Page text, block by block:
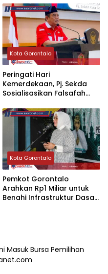
Kota Gorontalo
Peringati Hari
Kemerdekaan, Pj. Sekda
Sosialisasikan Falsafah
Kota Gorontalo
Pemkot Gorontalo
Arahkan Rp1 Miliar untuk
Benahi Infrastruktur Dasar
Masuk Bursa Pemilihan